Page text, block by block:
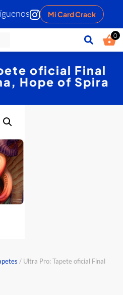
Mi Card Crack
0
oficial Final
Hope of Spira
/ Ultra Pro: Tapete oficial Final